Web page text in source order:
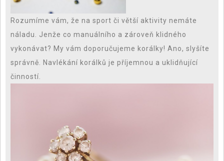
Rozumíme vám, že na sport či větší aktivity nemáte
náladu. Jenže co manuálního a zároveň klidného
vykonávat? My vám doporučujeme korálky! Ano, slyšíte
správně. Navlékání korálků je příjemnou a uklidňující
činností.